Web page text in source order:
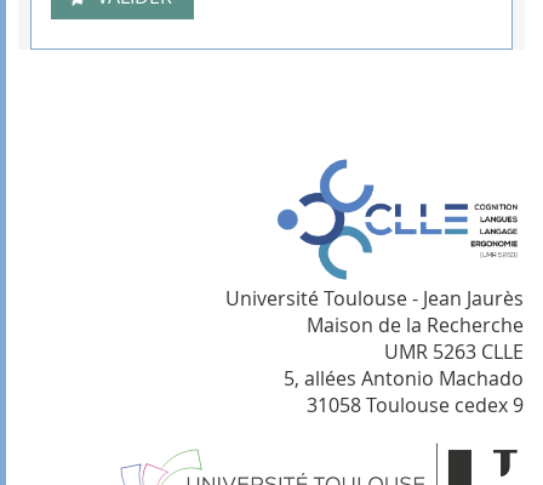
Université Toulouse - Jean Jaurès
Maison de la Recherche
UMR 5263 CLLE
5, allées Antonio Machado
31058 Toulouse cedex 9